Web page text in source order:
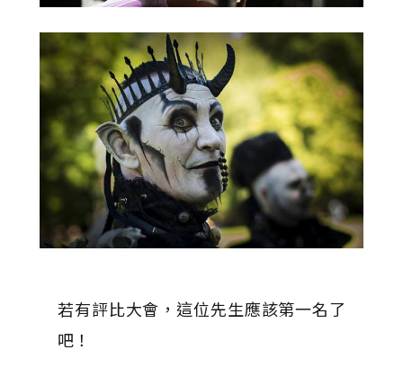
若有評比大會，這位先生應該第一名了
吧！